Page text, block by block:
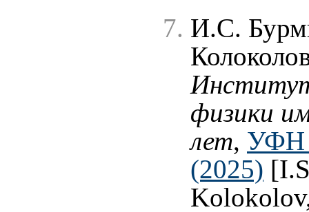
И.С.
физики
лет, УФН
(2025)